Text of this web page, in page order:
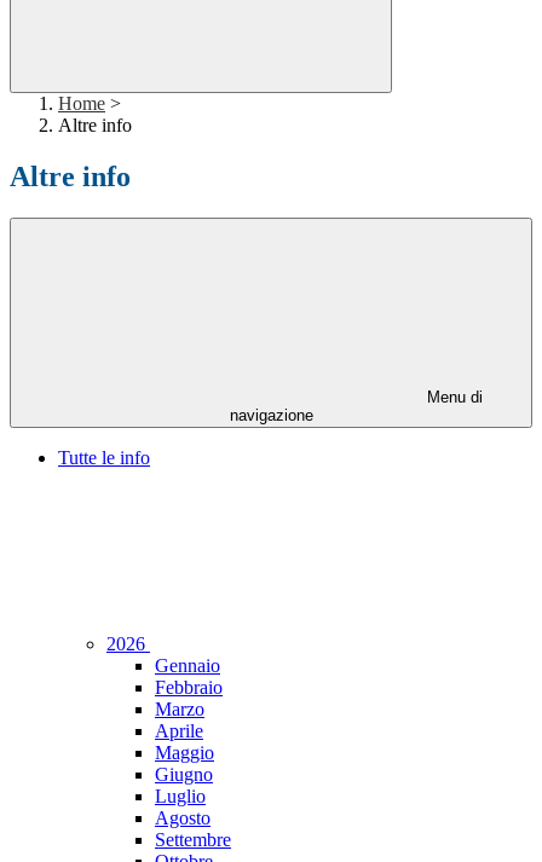
Home >
Altre info
Altre info
Menu di
navigazione
Tutte le info
2026
Gennaio
Febbraio
Marzo
Aprile
Maggio
Giugno
Luglio
Agosto
Settembre